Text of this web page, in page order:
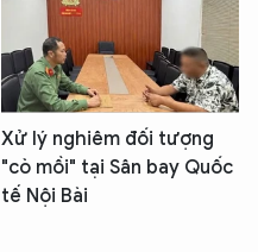
Xử lý nghiêm đối tượng
"cò mồi" tại Sân bay Quốc
tế Nội Bài